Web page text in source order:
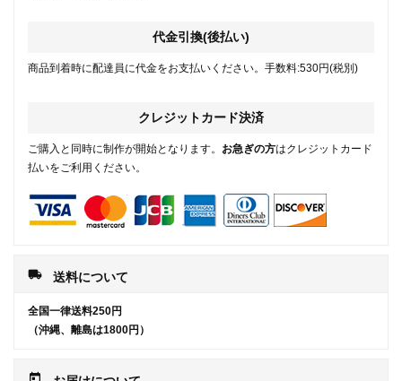
代金引換(後払い)
商品到着時に配達員に代金をお支払いください。手数料:530円(税別)
クレジットカード決済
ご購入と同時に制作が開始となります。 お急ぎの方はクレジットカード
払いをご利用ください。
local_shipping 送料について
全国一律送料250円
（沖縄、離島は1800円）